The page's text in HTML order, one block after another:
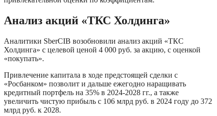
Анализ акций «ТКС Холдинга»
Аналитики SberCIB возобновили анализ акций «ТКС
Холдинга» с целевой ценой 4 000 руб. за акцию, с оценкой
«покупать».
Привлечение капитала в ходе предстоящей сделки с
«Росбанком» позволит и дальше ежегодно наращивать
кредитный портфель на 35% в 2024-2028 гг., а также
увеличить чистую прибыль с 106 млрд руб. в 2024 году до 372
млрд руб. к 2028.